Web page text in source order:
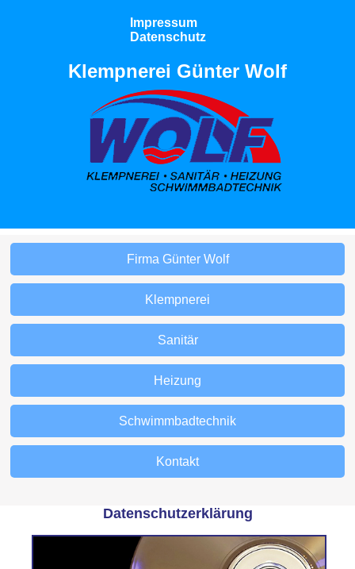
Impressum
Datenschutz
Klempnerei Günter Wolf
Firma Günter Wolf
Klempnerei
Sanitär
Heizung
Schwimmbadtechnik
Kontakt
Datenschutzerklärung